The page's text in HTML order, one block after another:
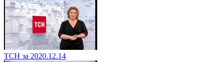
ТСН за 2020.12.14